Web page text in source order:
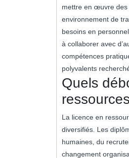
mettre en œuvre des
environnement de
besoins en
à collaborer avec
compétences
polyvalents
Quels
La licence en
diversifiés. Les
humaines, du
changement